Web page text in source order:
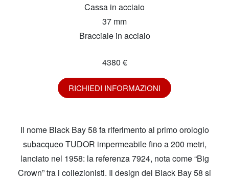
Cassa in acciaio
37 mm
Bracciale in acciaio
4380 €
RICHIEDI INFORMAZIONI
Il nome Black Bay 58 fa riferimento al primo orologio
subacqueo TUDOR impermeabile fino a 200 metri,
lanciato nel 1958: la referenza 7924, nota come “Big
Crown” tra i collezionisti. Il design del Black Bay 58 si